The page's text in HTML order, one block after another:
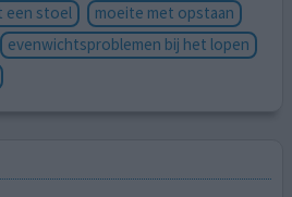
een stoel
moeite met opstaan
evenwichtsproblemen bij het lopen